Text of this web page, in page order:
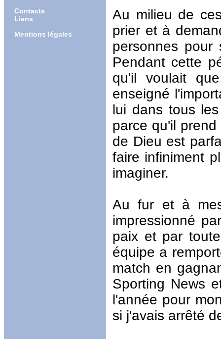
Contacts
Liens
Mentions légales
Au milieu de
prier et à
personnes
Pendant cette
qu'il voulait
enseigné
lui dans tous
parce qu'il
de Dieu est
faire infiniment
imaginer.
Au fur et à
impressionné
paix et par
équipe a
match en
Sporting News
l'année pour
si j'avais arrêté